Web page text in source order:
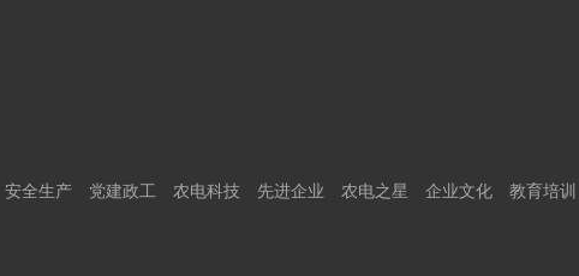
安全生产 党建政工 农电科技 先进企业 农电之星 企业文化 教育培训